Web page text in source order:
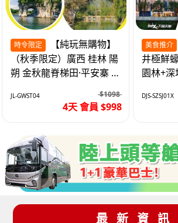
時令限定
（秋季限定）廣西 桂林 陽
朔 金秋龍脊梯田·平安寨 城
4天
JL-GWST04 $1098
4天 會員 $998
美食推介
井極鮮
園林+
DJS-SZSJ01X
最新資訊